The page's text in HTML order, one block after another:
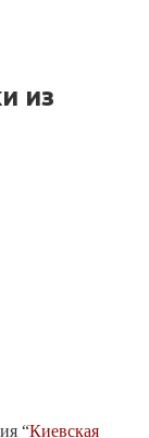
из
“Киевская